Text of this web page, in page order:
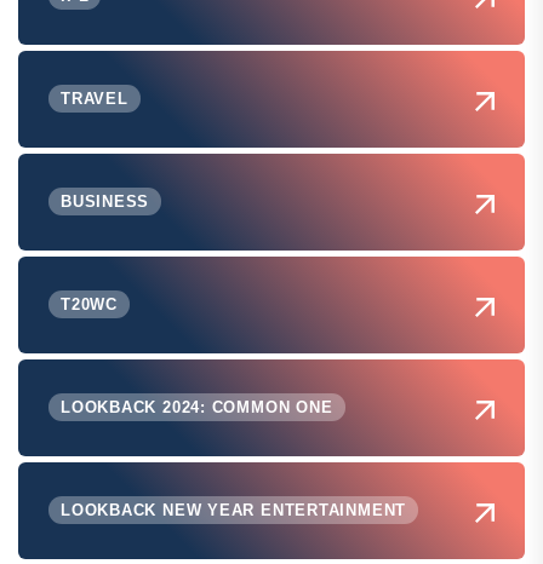
TRAVEL
BUSINESS
T20WC
LOOKBACK 2024: COMMON ONE
LOOKBACK NEW YEAR ENTERTAINMENT